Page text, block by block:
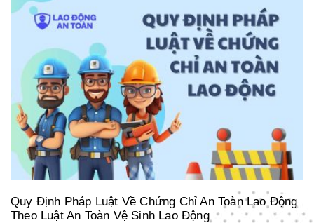
Quy Định Pháp Luật Về Chứng Chỉ An Toàn Lao Động
Theo Luật An Toàn Vệ Sinh Lao Động